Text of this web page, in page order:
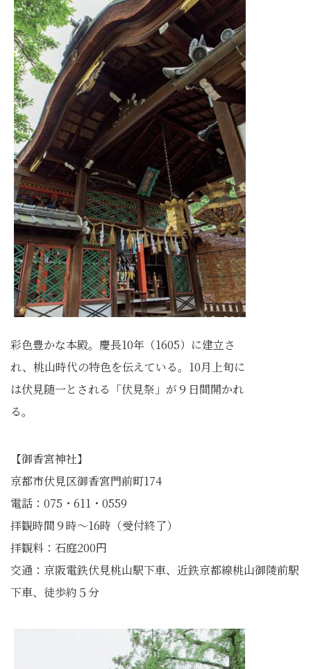
彩色豊かな本殿。慶長10年（1605）に建立さ
れ、桃山時代の特色を伝えている。10月上旬に
は伏見随一とされる「伏見祭」が９日間開かれ
る。
【御香宮神社】
京都市伏見区御香宮門前町174
電話：075・611・0559
拝観時間９時～16時（受付終了）
拝観料：石庭200円
交通：京阪電鉄伏見桃山駅下車、近鉄京都線桃山御陵前駅
下車、徒歩約５分